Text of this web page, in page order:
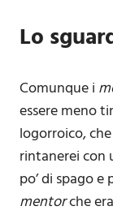
Lo
Comunque i
essere meno
logorroico,
rintanerei con
po’ di spago
mentorche